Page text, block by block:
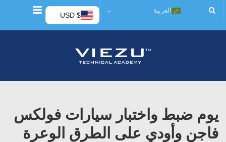
قائمة $ USD
العربية
يوم ضبط واختبار سيارات فولكس
فاجن وأودي على الطرق الوعرة